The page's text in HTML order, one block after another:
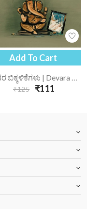
Add To Cart
ದೇವರ ಬಿಕ್ಕಳಿಕೆಗಳು | Devara Bikkalikegalu
₹125 ₹111